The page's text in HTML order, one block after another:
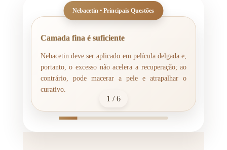
Camada fina é suficiente
Nebacetin deve ser aplicado em película delgada e,
portanto, o excesso não acelera a recuperação; ao
contrário, pode macerar a pele e atrapalhar o
curativo.
1 / 6